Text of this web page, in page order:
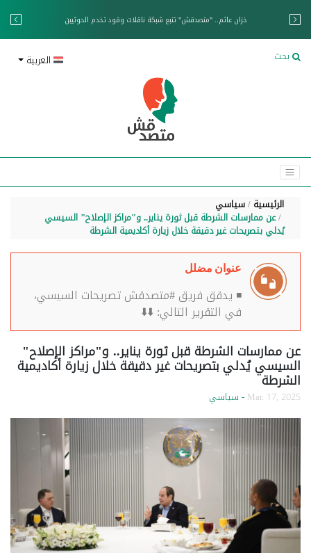
خزان عائم.. "متصدقش" تتبع شبكة ناقلات وقود تخدم الحوثيين
بحث العربية
الرئيسية سياسي
عن ممارسات الشرطة قبل ثورة يناير.. و"مراكز الإصلاح" السيسي
يُدلي بتصريحات غير دقيقة خلال زيارة أكاديمية الشرطة
عنوان مضلل
◾ يدقق فريق #متصدقش تصريحات السيسي،
في التقرير التالي: ⬇️⬇️
عن ممارسات الشرطة قبل ثورة يناير.. و"مراكز الإصلاح"
السيسي يُدلي بتصريحات غير دقيقة خلال زيارة أكاديمية
الشرطة
Mar. 17, 2025 - سياسي